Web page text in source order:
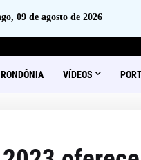
09 de agosto de 2026
RONDÔNIA VÍDEOS